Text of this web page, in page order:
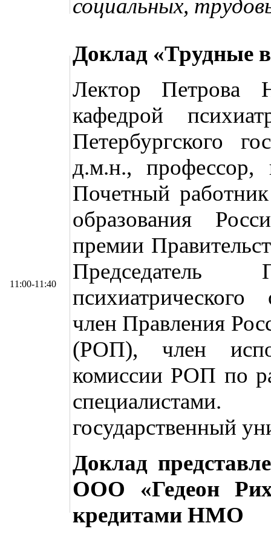
социальных,
11:00-11:40
Доклад «Трудные
Лектор Петрова
кафедрой
Петербургского
д.м.н., профессор,
Почетный
образования
премии
Председатель
член Правления
(РОП), член
комиссии РОП по
государственный
Доклад
ООО «Гедеон
кредитами НМО